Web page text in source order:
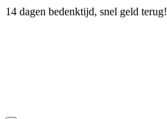
14 dagen bedenktijd, snel geld terug!